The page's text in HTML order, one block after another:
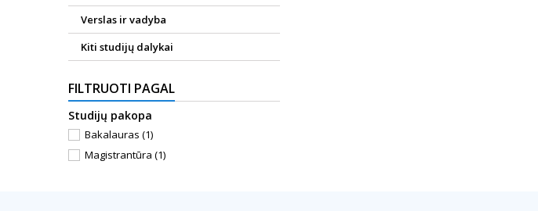
Verslas ir vadyba
Kiti studijų dalykai
FILTRUOTI PAGAL
Studijų pakopa
Bakalauras (1)
Magistrantūra (1)